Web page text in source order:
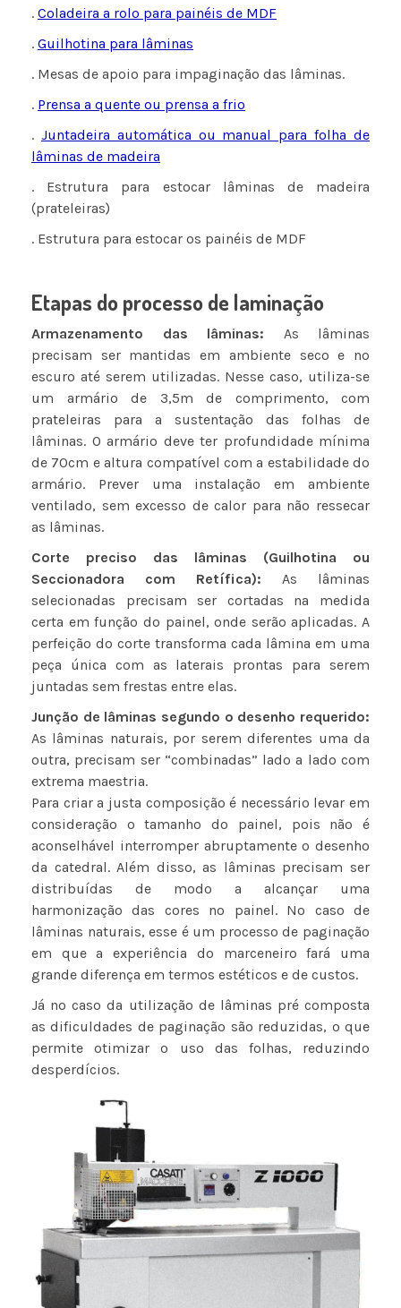
. Coladeira a rolo para painéis de MDF
. Guilhotina para lâminas
. Mesas de apoio para impaginação das lâminas.
. Prensa a quente ou prensa a frio
. Juntadeira automática ou manual para folha de
lâminas de madeira
. Estrutura para estocar lâminas de madeira
(prateleiras)
. Estrutura para estocar os painéis de MDF
Etapas do processo de laminação
Armazenamento das lâminas: As lâminas
precisam ser mantidas em ambiente seco e no
escuro até serem utilizadas. Nesse caso, utiliza-se
um armário de 3,5m de comprimento, com
prateleiras para a sustentação das folhas de
lâminas. O armário deve ter profundidade mínima
de 70cm e altura compatível com a estabilidade do
armário. Prever uma instalação em ambiente
ventilado, sem excesso de calor para não ressecar
as lâminas.
Corte preciso das lâminas (Guilhotina ou
Seccionadora com Retífica): As lâminas
selecionadas precisam ser cortadas na medida
certa em função do painel, onde serão aplicadas. A
perfeição do corte transforma cada lâmina em uma
peça única com as laterais prontas para serem
juntadas sem frestas entre elas.
Junção de lâminas segundo o desenho requerido:
As lâminas naturais, por serem diferentes uma da
outra, precisam ser “combinadas” lado a lado com
extrema maestria.
Para criar a justa composição é necessário levar em
consideração o tamanho do painel, pois não é
aconselhável interromper abruptamente o desenho
da catedral. Além disso, as lâminas precisam ser
distribuídas de modo a alcançar uma
harmonização das cores no painel. No caso de
lâminas naturais, esse é um processo de paginação
em que a experiência do marceneiro fará uma
grande diferença em termos estéticos e de custos.
Já no caso da utilização de lâminas pré composta
as dificuldades de paginação são reduzidas, o que
permite otimizar o uso das folhas, reduzindo
desperdícios.